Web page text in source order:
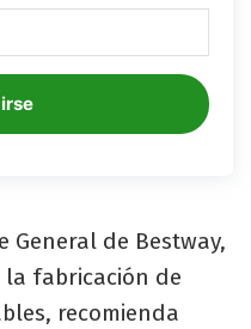
General de Bestway,
la fabricación de
recomienda